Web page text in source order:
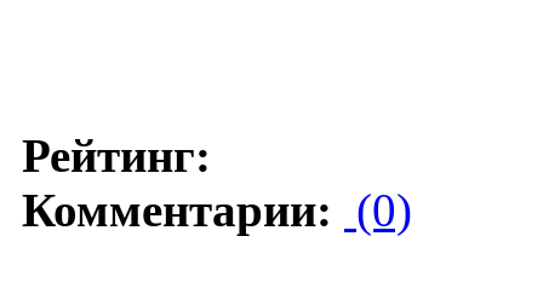
Рейтинг:
Комментарии: (0)